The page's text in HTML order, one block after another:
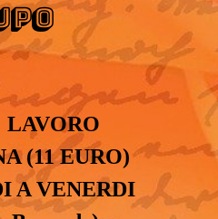
LAVORO
(11 EURO)
A VENERDI